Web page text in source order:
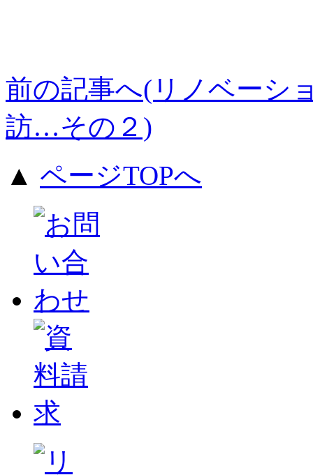
前の記事へ(リノベーシ
訪…その２)
▲ ページTOPへ